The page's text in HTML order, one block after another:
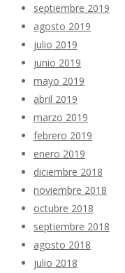
septiembre 2019
agosto 2019
julio 2019
junio 2019
mayo 2019
abril 2019
marzo 2019
febrero 2019
enero 2019
diciembre 2018
noviembre 2018
octubre 2018
septiembre 2018
agosto 2018
julio 2018